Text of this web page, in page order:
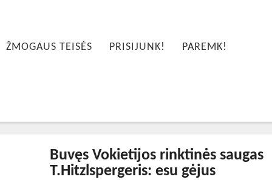
ŽMOGAUS TEISĖS PRISIJUNK! PAREMK!
Buvęs Vokietijos rinktinės saugas
T.Hitzlspergeris: esu gėjus